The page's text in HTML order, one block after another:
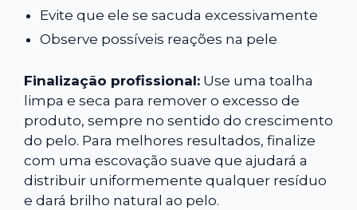
Evite que ele se sacuda excessivamente
Observe possíveis reações na pele
Finalização profissional: Use uma toalha
limpa e seca para remover o excesso de
produto, sempre no sentido do crescimento
do pelo. Para melhores resultados, finalize
com uma escovação suave que ajudará a
distribuir uniformemente qualquer resíduo
e dará brilho natural ao pelo.